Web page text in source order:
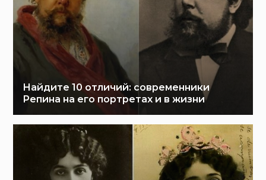
Найдите 10 отличий: современники
Репина на его портретах и в жизни